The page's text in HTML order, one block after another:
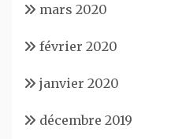
mars 2020
février 2020
janvier 2020
décembre 2019